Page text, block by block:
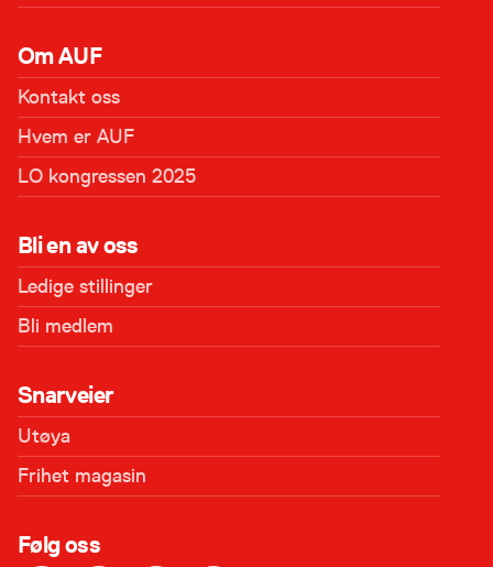
Om AUF
Kontakt oss
Hvem er AUF
LO kongressen 2025
Bli en av oss
Ledige stillinger
Bli medlem
Snarveier
Utøya
Frihet magasin
Følg oss